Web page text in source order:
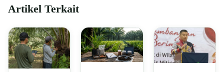
Artikel Terkait